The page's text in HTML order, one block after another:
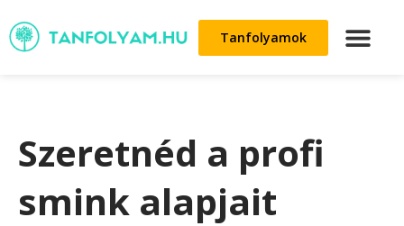
Tanfolyamok
Szeretnéd a profi
smink alapjait